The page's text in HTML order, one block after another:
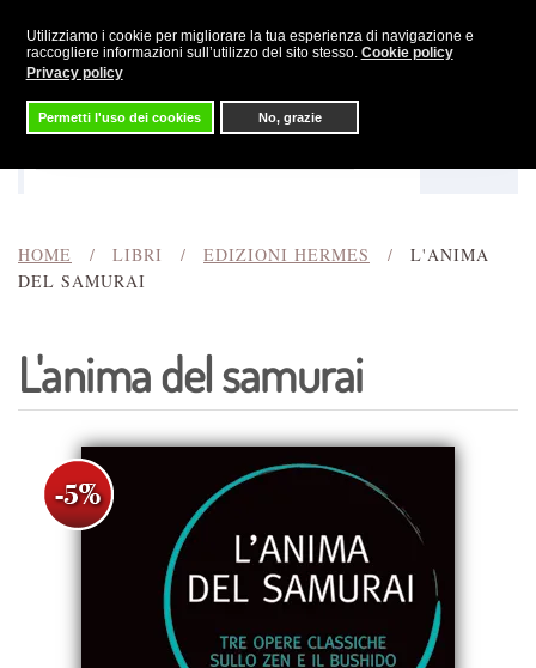
Utilizziamo i cookie per migliorare la tua esperienza di navigazione e
raccogliere informazioni sull’utilizzo del sito stesso. Cookie policy
Privacy policy
Permetti l'uso dei cookies No, grazie
Skip to main content
HOME LIBRI EDIZIONI HERMES
L'ANIMA
DEL SAMURAI
L'anima del samurai